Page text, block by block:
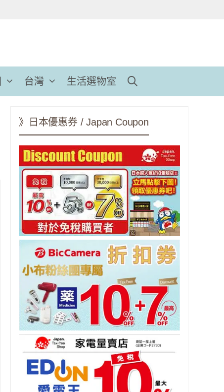
台灣 生活選物室
》日本優惠券 / Japan Coupon